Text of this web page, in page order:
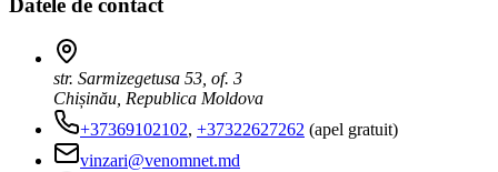
str. Sarmizegetusa 53, of. 3
Chișinău, Republica Moldova
+37369102102, +37322627262 (apel gratuit)
vinzari@venomnet.md